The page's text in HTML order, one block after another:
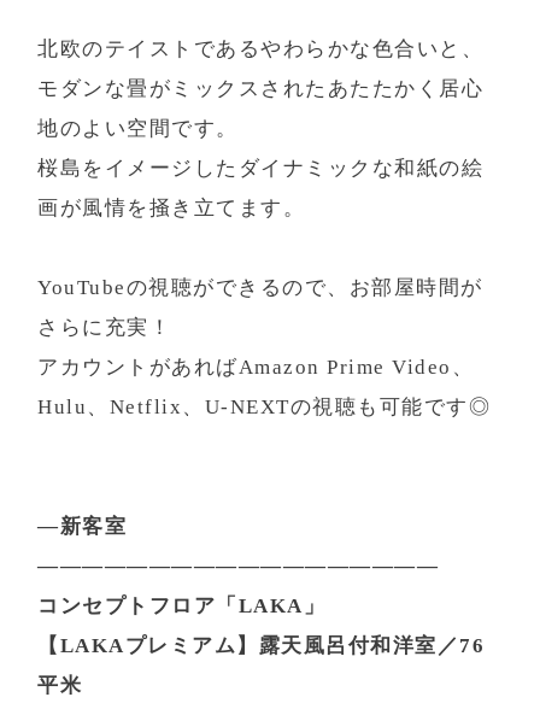
北欧のテイストであるやわらかな色合いと、
モダンな畳がミックスされたあたたかく居心
地のよい空間です。
桜島をイメージしたダイナミックな和紙の絵
画が風情を掻き立てます。
YouTubeの視聴ができるので、お部屋時間が
さらに充実！
アカウントがあればAmazon Prime Video、
Hulu、Netflix、U-NEXTの視聴も可能です◎
—新客室
——————————————————
コンセプトフロア「LAKA」
【LAKAプレミアム】露天風呂付和洋室／76
平米
D+KIRISHIMA公式サイト限定選べる特典
当サイトをネットにてご予約される方に
D+KIRISHIMAは2つの特典の中からお好
きなものを1つお選びいただけます。
予約に付き1つです。(複数のお部屋やグル
ープ様でご予約された場合でも、1つです)
特典1
2匹目無料
(通常2,200円)